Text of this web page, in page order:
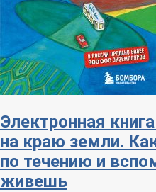
Электронная книга
на краю земли.
по течению и
живешь